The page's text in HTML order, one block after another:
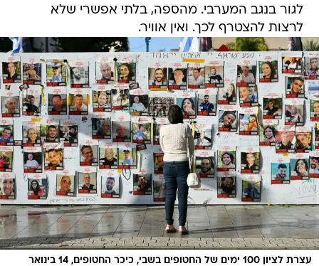
לגור בנגב המערבי. מהספה, בלתי אפשרי שלא
לרצות להצטרף לכך. ואין אוויר.
עצרת לציון 100 ימים של החטופים בשבי, כיכר החטופים, 14 בינואר